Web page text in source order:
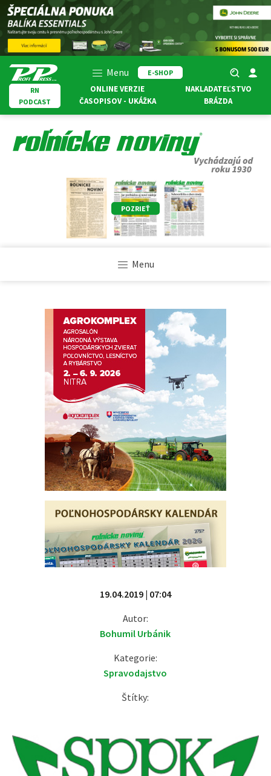
Menu
E-SHOP
RN
PODCAST
ONLINE VERZIE
ČASOPISOV - UKÁŽKA
NAKLADATEĽSTVO
BRÁZDA
POZRIEŤ
Menu
19.04.2019 | 07:04
Autor:
Bohumil Urbánik
Kategorie:
Spravodajstvo
Štítky: